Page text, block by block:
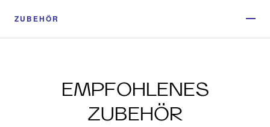
ZUBEHÖR
EMPFOHLENES
ZUBEHÖR